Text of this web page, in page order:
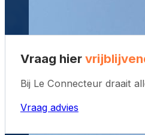
Vraag hier
Bij Le Connecteur draait
Vraag advies